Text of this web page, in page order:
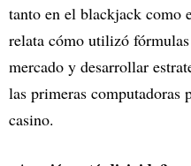
tanto en el blackjack como
relata cómo utilizó
mercado y desarrollar
las primeras computadoras
casino.